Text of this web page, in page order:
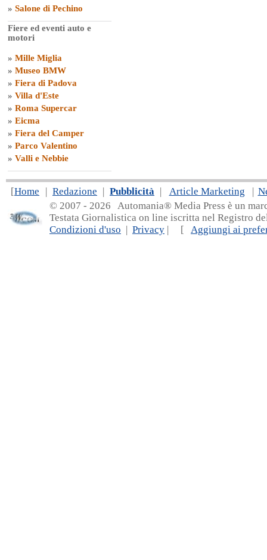
» Salone di Pechino
Fiere ed eventi auto e
motori
» Mille Miglia
» Museo BMW
» Fiera di Padova
» Villa d'Este
» Roma Supercar
» Eicma
» Fiera del Camper
» Parco Valentino
» Valli e Nebbie
[Home | Redazione | Pubblicità | Article Marketing |
© 2007 - 2026 Automania® Media Press è un
Testata Giornalistica on line iscritta nel Registro
Condizioni d'uso | Privacy | [ Aggiungi ai